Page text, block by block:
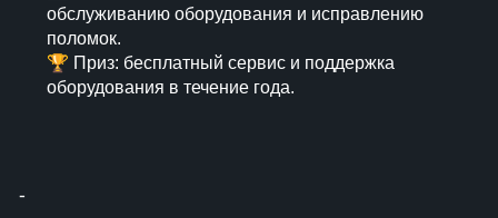
обслуживанию оборудования и исправлению
поломок.
🏆 Приз: бесплатный сервис и поддержка
оборудования в течение года.
⁃